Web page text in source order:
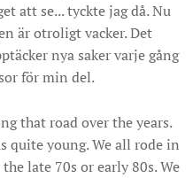
att se... tyckte jag då. Nu
är otroligt vacker. Det
nya saker varje gång
för min del.
that road over the years.
quite young. We all rode in
late 70s or early 80s. We